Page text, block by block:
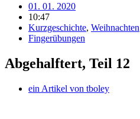
01. 01. 2020
10:47
Kurzgeschichte, Weihnachten
Fingerübungen
Abgehalftert, Teil 12
ein Artikel von tboley